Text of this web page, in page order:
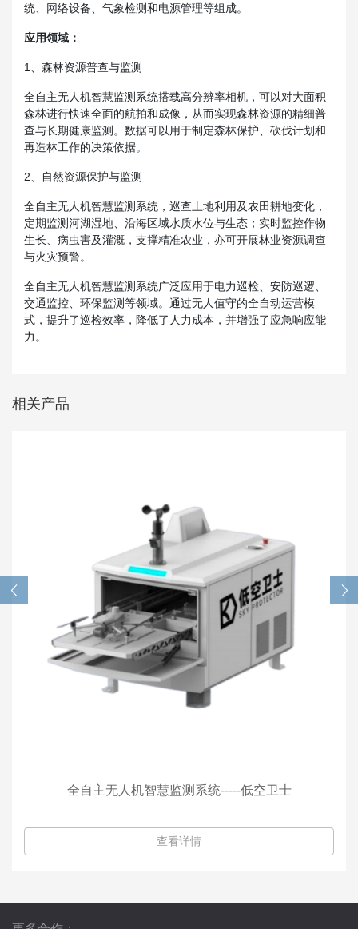
统、网络设备、气象检测和电源管理等组成。
应用领域：
1、森林资源普查与监测
全自主无人机智慧监测系统搭载高分辨率相机，可以对大面积
森林进行快速全面的航拍和成像，从而实现森林资源的精细普
查与长期健康监测。数据可以用于制定森林保护、砍伐计划和
再造林工作的决策依据。
2、自然资源保护与监测
全自主无人机智慧监测系统，巡查土地利用及农田耕地变化，
定期监测河湖湿地、沿海区域水质水位与生态；实时监控作物
生长、病虫害及灌溉，支撑精准农业，亦可开展林业资源调查
与火灾预警。
全自主无人机智慧监测系统广泛应用于电力巡检、安防巡逻、
交通监控、环保监测等领域。通过无人值守的全自动运营模
式，提升了巡检效率，降低了人力成本，并增强了应急响应能
力。
相关产品
全自主无人机智慧监测系统-----低空卫士
查看详情